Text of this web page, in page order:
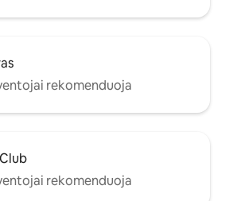
rekomenduoja
rekomenduoja